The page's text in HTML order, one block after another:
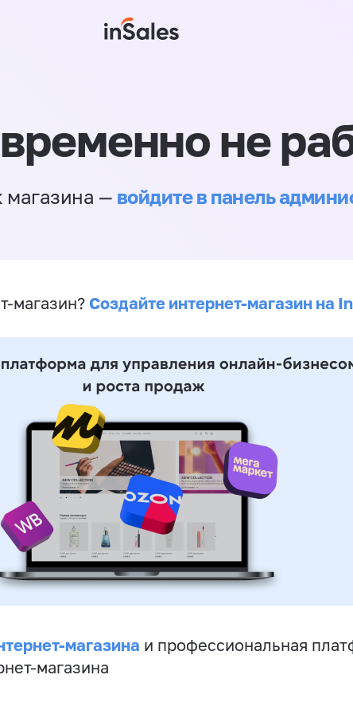
не
магазина — войдите в панель
магазин? Создайте интернет-магазин на
магазина и профессиональная
магазина